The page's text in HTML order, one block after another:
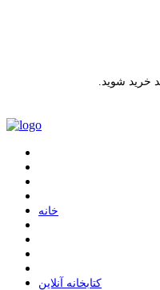
خرید شوید.
ﺧﺎﻧﻪ
ﮐﺘﺎﺑﺨﺎﻧﻪ ﺁﻧﻼﯾﻦ